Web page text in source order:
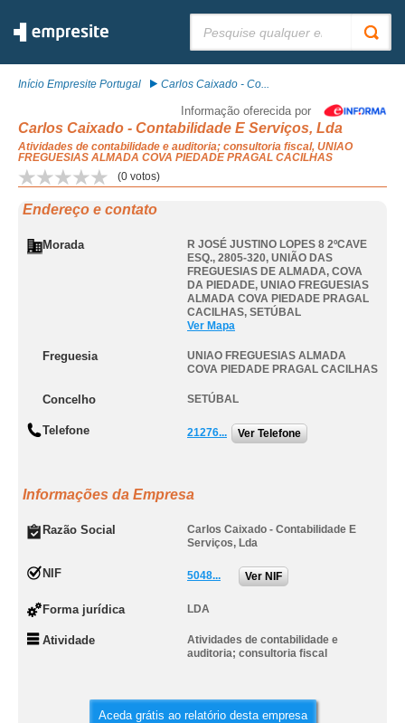
Início Empresite Portugal Carlos Caixado - Co...
Informação oferecida por
Carlos Caixado - Contabilidade E Serviços, Lda
Atividades de contabilidade e auditoria; consultoria fiscal, UNIAO
FREGUESIAS ALMADA COVA PIEDADE PRAGAL CACILHAS
(0 votos)
Endereço e contato
Morada
R JOSÉ JUSTINO LOPES 8 2ºCAVE
ESQ., 2805-320, UNIÃO DAS
FREGUESIAS DE ALMADA, COVA
DA PIEDADE, UNIAO FREGUESIAS
ALMADA COVA PIEDADE PRAGAL
CACILHAS, SETÚBAL
Ver Mapa
Freguesia
UNIAO FREGUESIAS ALMADA
COVA PIEDADE PRAGAL CACILHAS
Concelho SETÚBAL
Telefone 21276... Ver Telefone
Informações da Empresa
Razão Social
Carlos Caixado - Contabilidade E
Serviços, Lda
NIF 5048... Ver NIF
Forma jurídica LDA
Atividade
Atividades de contabilidade e
auditoria; consultoria fiscal
Aceda grátis ao relatório desta empresa